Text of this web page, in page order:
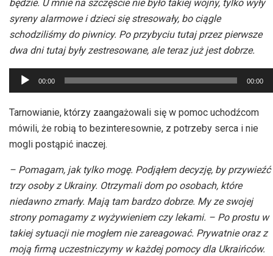
będzie. U mnie na szczęście nie było takiej wojny, tylko wyły
syreny alarmowe i dzieci się stresowały, bo ciągle
schodziliśmy do piwnicy. Po przybyciu tutaj przez pierwsze
dwa dni tutaj były zestresowane, ale teraz już jest dobrze.
Odtwarzacz
plików
dźwiękowych
00:00 00:00
Tarnowianie, którzy zaangażowali się w pomoc uchodźcom
mówili, że robią to bezinteresownie, z potrzeby serca i nie
mogli postąpić inaczej.
– Pomagam, jak tylko mogę. Podjąłem decyzję, by przywieźć
trzy osoby z Ukrainy. Otrzymali dom po osobach, które
niedawno zmarły. Mają tam bardzo dobrze. My ze swojej
strony pomagamy z wyżywieniem czy lekami. – Po prostu w
takiej sytuacji nie mogłem nie zareagować. Prywatnie oraz z
moją firmą uczestniczymy w każdej pomocy dla Ukraińców.